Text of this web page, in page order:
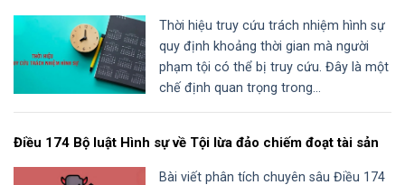
Thời hiệu truy cứu trách nhiệm hình sự
quy định khoảng thời gian mà người
phạm tội có thể bị truy cứu. Đây là một
chế định quan trọng trong...
Điều 174 Bộ luật Hình sự về Tội lừa đảo chiếm đoạt tài sản
Bài viết phân tích chuyên sâu Điều 174